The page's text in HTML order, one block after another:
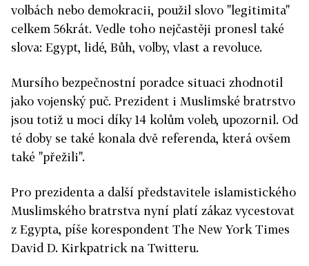
volbách nebo demokracii, použil slovo "legitimita"
celkem 56krát. Vedle toho nejčastěji pronesl také
slova: Egypt, lidé, Bůh, volby, vlast a revoluce.
Mursího bezpečnostní poradce situaci zhodnotil
jako vojenský puč. Prezident i Muslimské bratrstvo
jsou totiž u moci díky 14 kolům voleb, upozornil. Od
té doby se také konala dvě referenda, která ovšem
také "přežili".
Pro prezidenta a další představitele islamistického
Muslimského bratrstva nyní platí zákaz vycestovat
z Egypta, píše korespondent The New York Times
David D. Kirkpatrick na Twitteru.